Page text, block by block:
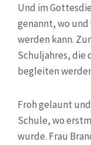
Und im
genannt, wo und
werden kann.
Schuljahres, die
begleiten
Froh gelaunt
Schule, wo
wurde. Frau